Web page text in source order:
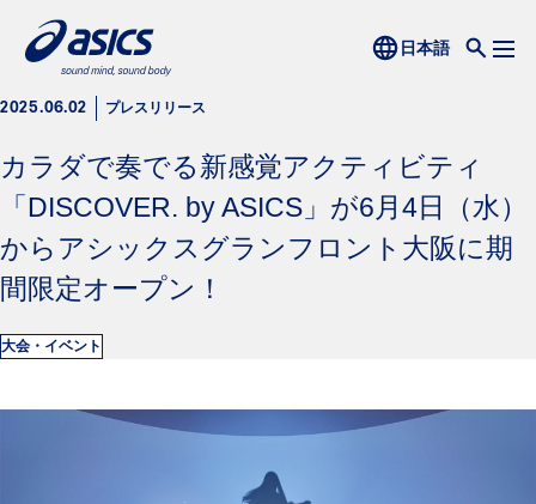
2025.06.02 プレスリリース
カラダで奏でる新感覚アクティビティ
「DISCOVER. by ASICS」が6月4日（水）
からアシックスグランフロント大阪に期
間限定オープン！
大会・イベント